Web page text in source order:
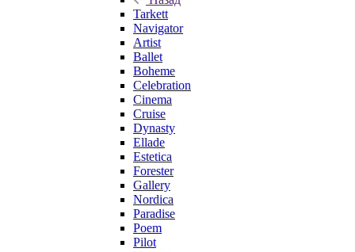
Tarkett
Navigator
Artist
Ballet
Boheme
Celebration
Cinema
Cruise
Dynasty
Ellade
Estetica
Forester
Gallery
Nordica
Paradise
Poem
Pilot